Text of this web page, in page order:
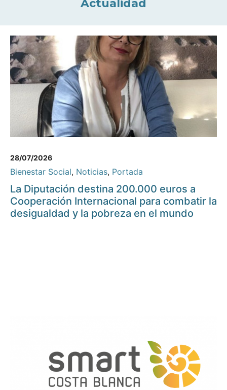
Actualidad
28/07/2026
Bienestar Social, Noticias, Portada
La Diputación destina 200.000 euros a
Cooperación Internacional para combatir la
desigualdad y la pobreza en el mundo